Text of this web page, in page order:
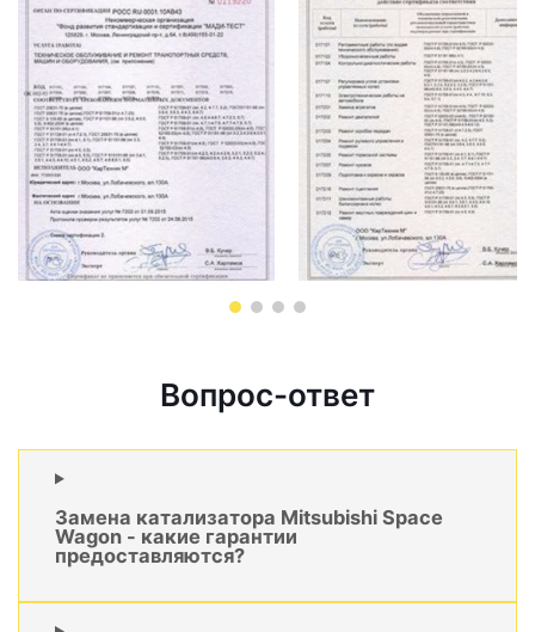
Вопрос-ответ
Замена катализатора Mitsubishi Space
Wagon - какие гарантии
предоставляются?